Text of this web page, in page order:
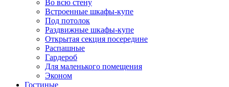
Во всю стену
Встроенные шкафы-купе
Под потолок
Раздвижные шкафы-купе
Открытая секция посередине
Распашные
Гардероб
Для маленького помещения
Эконом
Гостиные